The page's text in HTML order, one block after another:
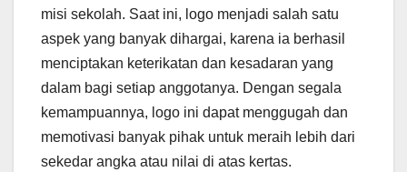
misi sekolah. Saat ini, logo menjadi salah satu
aspek yang banyak dihargai, karena ia berhasil
menciptakan keterikatan dan kesadaran yang
dalam bagi setiap anggotanya. Dengan segala
kemampuannya, logo ini dapat menggugah dan
memotivasi banyak pihak untuk meraih lebih dari
sekedar angka atau nilai di atas kertas.